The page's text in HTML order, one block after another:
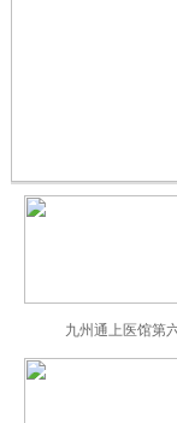
九州通上医馆第